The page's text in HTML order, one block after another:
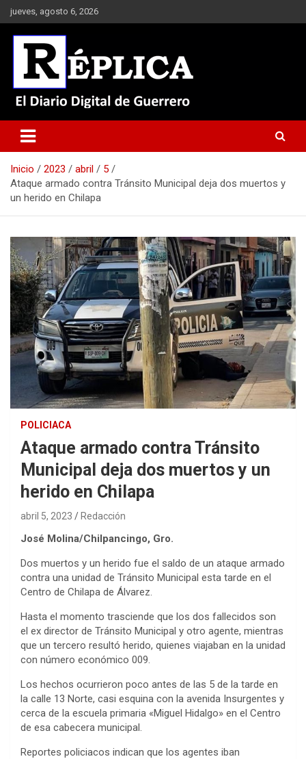
Saltar
al
contenido
jueves, agosto 6, 2026
Réplica
Inicio 2023 abril
5
Ataque armado contra Tránsito Municipal deja dos muertos y
un herido en Chilapa
POLICIACA
Ataque armado contra Tránsito
Municipal deja dos muertos y un
herido en Chilapa
abril 5, 2023 Redacción
José Molina/Chilpancingo, Gro.
Dos muertos y un herido fue el saldo de un ataque armado
contra una unidad de Tránsito Municipal esta tarde en el
Centro de Chilapa de Álvarez.
Hasta el momento trasciende que los dos fallecidos son
el ex director de Tránsito Municipal y otro agente, mientras
que un tercero resultó herido, quienes viajaban en la unidad
con número económico 009.
Los hechos ocurrieron poco antes de las 5 de la tarde en
la calle 13 Norte, casi esquina con la avenida Insurgentes y
cerca de la escuela primaria «Miguel Hidalgo» en el Centro
de esa cabecera municipal.
Reportes policiacos indican que los agentes iban